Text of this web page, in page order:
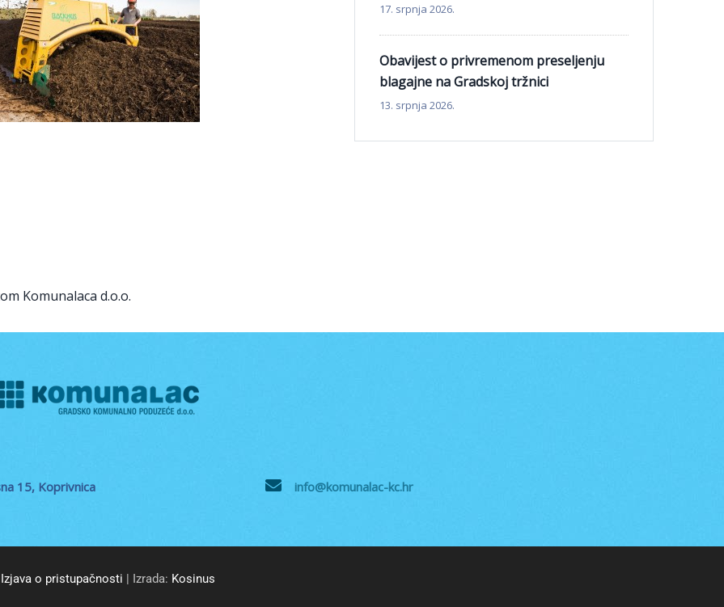
Komunalaca d.o.o.
17. srpnja 2026.
Obavijest o privremenom preseljenju
blagajne na Gradskoj tržnici
13. srpnja 2026.
15, Koprivnica info@komunalac-kc.hr
Izjava o pristupačnosti | Izrada: Kosinus